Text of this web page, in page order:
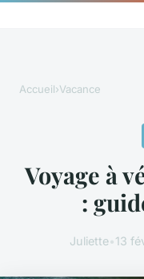
Accueil›Vacance
Voyage à
:
Juliette•13